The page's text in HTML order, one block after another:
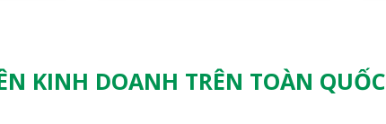
KINH DOANH TRÊN TOÀN QUỐC